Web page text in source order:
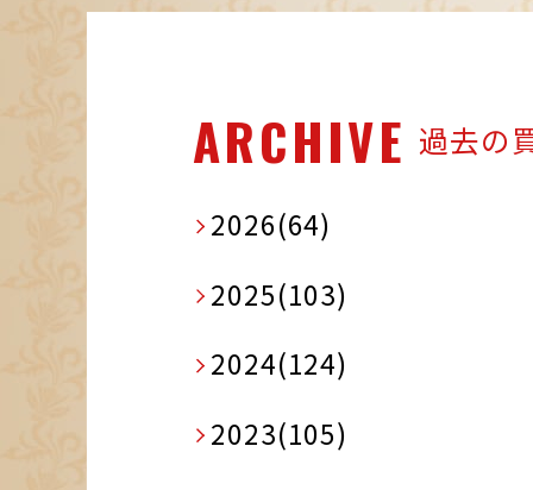
ARCHIVE 過去の
2026(64)
2025(103)
2024(124)
2023(105)